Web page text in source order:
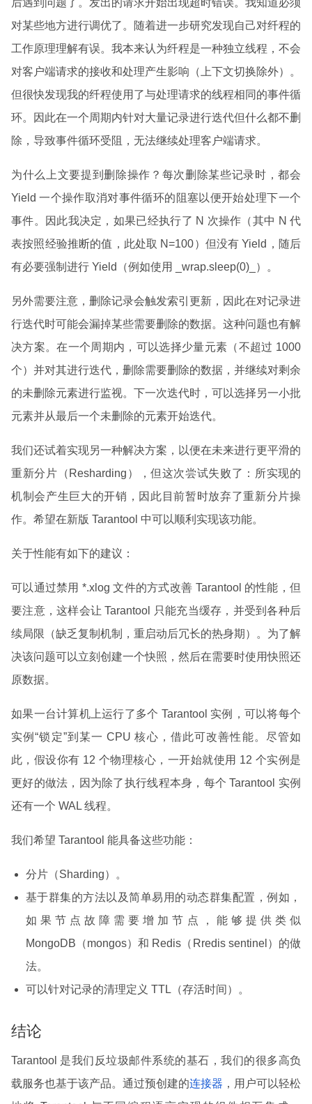
后遇到问题了。发出的请求开始出现超时错误。我知道必须
对某些地方进行调优了。随着进一步研究发现自己对纤程的
工作原理理解有误。我本来认为纤程是一种独立线程，不会
对客户端请求的接收和处理产生影响（上下文切换除外）。
但很快发现我的纤程使用了与处理请求的线程相同的事件循
环。因此在一个周期内针对大量记录进行迭代但什么都不删
除，导致事件循环受阻，无法继续处理客户端请求。
为什么上文要提到删除操作？每次删除某些记录时，都会
Yield 一个操作取消对事件循环的阻塞以便开始处理下一个
事件。因此我决定，如果已经执行了 N 次操作（其中 N 代
表按照经验推断的值，此处取 N=100）但没有 Yield，随后
有必要强制进行 Yield（例如使用 _wrap.sleep(0)_）。
另外需要注意，删除记录会触发索引更新，因此在对记录进
行迭代时可能会漏掉某些需要删除的数据。这种问题也有解
决方案。在一个周期内，可以选择少量元素（不超过 1000
个）并对其进行迭代，删除需要删除的数据，并继续对剩余
的未删除元素进行监视。下一次迭代时，可以选择另一小批
元素并从最后一个未删除的元素开始迭代。
我们还试着实现另一种解决方案，以便在未来进行更平滑的
重新分片（Resharding），但这次尝试失败了：所实现的
机制会产生巨大的开销，因此目前暂时放弃了重新分片操
作。希望在新版 Tarantool 中可以顺利实现该功能。
关于性能有如下的建议：
可以通过禁用 *.xlog 文件的方式改善 Tarantool 的性能，但
要注意，这样会让 Tarantool 只能充当缓存，并受到各种后
续局限（缺乏复制机制，重启动后冗长的热身期）。为了解
决该问题可以立刻创建一个快照，然后在需要时使用快照还
原数据。
如果一台计算机上运行了多个 Tarantool 实例，可以将每个
实例“锁定”到某一 CPU 核心，借此可改善性能。尽管如
此，假设你有 12 个物理核心，一开始就使用 12 个实例是
更好的做法，因为除了执行线程本身，每个 Tarantool 实例
还有一个 WAL 线程。
我们希望 Tarantool 能具备这些功能：
分片（Sharding）。
基于群集的方法以及简单易用的动态群集配置，例如，
如果节点故障需要增加节点，能够提供类似
MongoDB（mongos）和 Redis（Rredis sentinel）的做
法。
可以针对记录的清理定义 TTL（存活时间）。
结论
Tarantool 是我们反垃圾邮件系统的基石，我们的很多高负
载服务也基于该产品。通过预创建的连接器 ，用户可以轻松